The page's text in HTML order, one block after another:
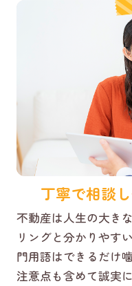
丁寧で相談
不動産は人生の大き
リングと分かりやす
門用語はできるだけ
注意点も含めて誠実